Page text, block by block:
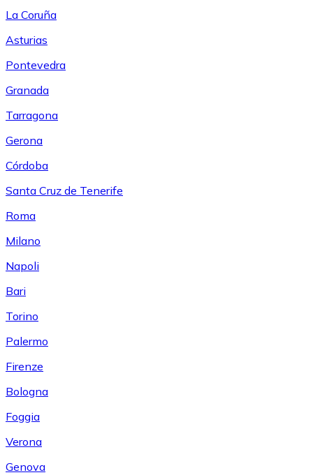
La Coruña
Asturias
Pontevedra
Granada
Tarragona
Gerona
Córdoba
Santa Cruz de Tenerife
Roma
Milano
Napoli
Bari
Torino
Palermo
Firenze
Bologna
Foggia
Verona
Genova